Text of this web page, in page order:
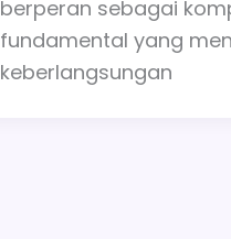
berperan sebagai
fundamental yang
keberlangsungan